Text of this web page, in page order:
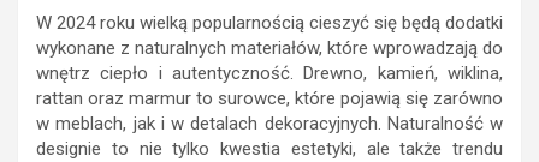
W 2024 roku wielką popularnością cieszyć się będą dodatki
wykonane z naturalnych materiałów, które wprowadzają do
wnętrz ciepło i autentyczność. Drewno, kamień, wiklina,
rattan oraz marmur to surowce, które pojawią się zarówno
w meblach, jak i w detalach dekoracyjnych. Naturalność w
designie to nie tylko kwestia estetyki, ale także trendu